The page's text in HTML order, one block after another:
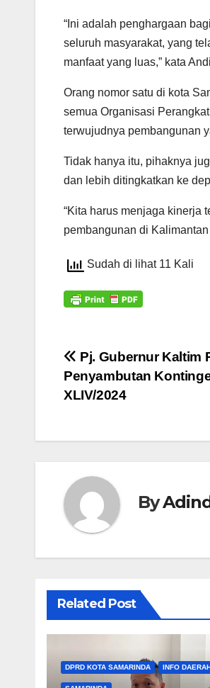
“Ini adalah penghargaan
seluruh masyarakat, yang
manfaat yang luas,” kata
Orang nomor satu di kota
semua Organisasi
terwujudnya pembangunan
Tidak hanya itu, pihaknya
dan lebih ditingkatkan ke
“Kita harus menjaga kinerja
pembangunan di Kalimantan
Sudah di lihat 11 Kali
Navigasi
pos
Pj. Gubernur Kaltim
Penyambutan
XLIV/2024
By
Related Post
DPRD KOTA SAMARINDA INFO